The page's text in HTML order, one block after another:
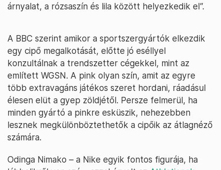
árnyalat, a rózsaszín és lila között helyezkedik el”.
A BBC szerint amikor a sportszergyártók elkezdik
egy cipő megalkotását, előtte jó eséllyel
konzultálnak a trendszetter cégekkel, mint az
említett WGSN. A pink olyan szín, amit az egyre
több extravagáns játékos szeret hordani, ráadásul
élesen elüt a gyep zöldjétől. Persze felmerül, ha
minden gyártó a pinkre esküszik, nehezebben
lesznek megkülönböztethetők a cipőik az átlagnéző
számára.
Odinga Nimako – a Nike egyik fontos figurája, ha